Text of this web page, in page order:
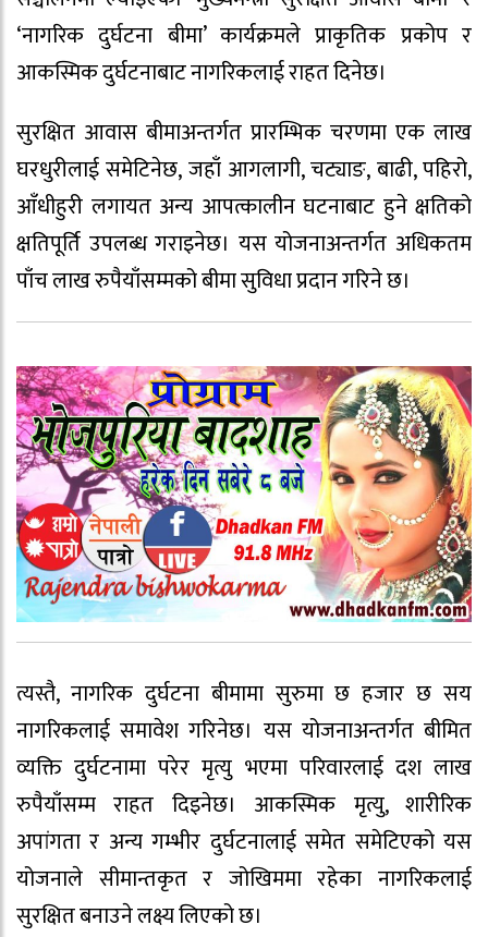
‘नागरिक दुर्घटना बीमा’ कार्यक्रमले प्राकृतिक प्रकोप र
आकस्मिक दुर्घटनाबाट नागरिकलाई राहत दिनेछ।
सुरक्षित आवास बीमाअन्तर्गत प्रारम्भिक चरणमा एक लाख
घरधुरीलाई समेटिनेछ, जहाँ आगलागी, चट्याङ, बाढी, पहिरो,
आँधीहुरी लगायत अन्य आपत्कालीन घटनाबाट हुने क्षतिको
क्षतिपूर्ति उपलब्ध गराइनेछ। यस योजनाअन्तर्गत अधिकतम
पाँच लाख रुपैयाँसम्मको बीमा सुविधा प्रदान गरिने छ।
त्यस्तै, नागरिक दुर्घटना बीमामा सुरुमा छ हजार छ सय
नागरिकलाई समावेश गरिनेछ। यस योजनाअन्तर्गत बीमित
व्यक्ति दुर्घटनामा परेर मृत्यु भएमा परिवारलाई दश लाख
रुपैयाँसम्म राहत दिइनेछ। आकस्मिक मृत्यु, शारीरिक
अपांगता र अन्य गम्भीर दुर्घटनालाई समेत समेटिएको यस
योजनाले सीमान्तकृत र जोखिममा रहेका नागरिकलाई
सुरक्षित बनाउने लक्ष्य लिएको छ।